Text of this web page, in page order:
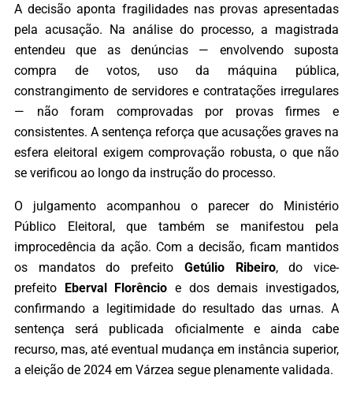
A decisão aponta fragilidades nas provas apresentadas
pela acusação. Na análise do processo, a magistrada
entendeu que as denúncias — envolvendo suposta
compra de votos, uso da máquina pública,
constrangimento de servidores e contratações irregulares
— não foram comprovadas por provas firmes e
consistentes. A sentença reforça que acusações graves na
esfera eleitoral exigem comprovação robusta, o que não
se verificou ao longo da instrução do processo.
O julgamento acompanhou o parecer do Ministério
Público Eleitoral, que também se manifestou pela
improcedência da ação. Com a decisão, ficam mantidos
os mandatos do prefeito Getúlio Ribeiro, do vice-
prefeito
Eberval Florêncio e dos demais investigados,
confirmando a legitimidade do resultado das urnas. A
sentença será publicada oficialmente e ainda cabe
recurso, mas, até eventual mudança em instância superior,
a eleição de 2024 em Várzea segue plenamente validada.